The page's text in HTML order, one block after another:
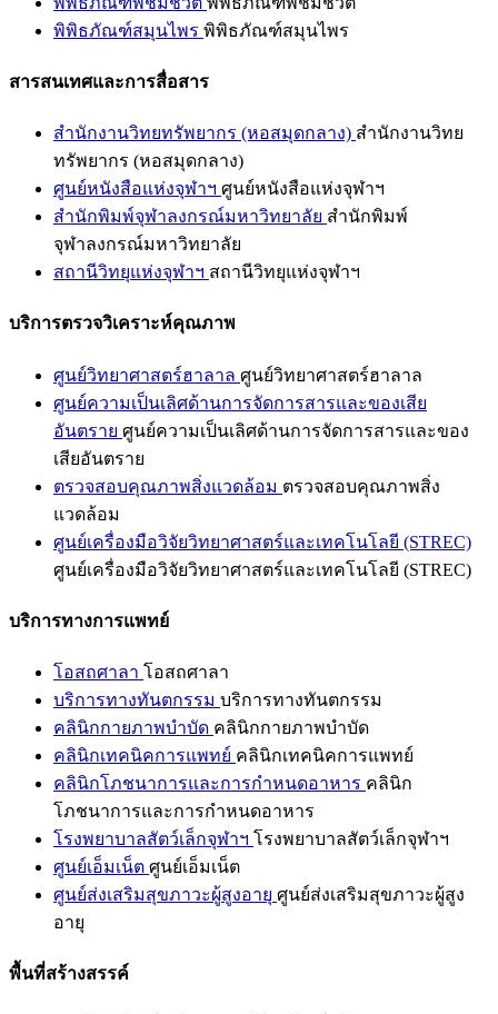
พิพิธภัณฑ์สมุนไพร พิพิธภัณฑ์สมุนไพร
สารสนเทศและการสื่อสาร
สำนักงานวิทยทรัพยากร (หอสมุดกลาง) สำนักงานวิทย
ทรัพยากร (หอสมุดกลาง)
ศูนย์หนังสือแห่งจุฬาฯ ศูนย์หนังสือแห่งจุฬาฯ
สำนักพิมพ์จุฬาลงกรณ์มหาวิทยาลัย สำนักพิมพ์
จุฬาลงกรณ์มหาวิทยาลัย
สถานีวิทยุแห่งจุฬาฯ สถานีวิทยุแห่งจุฬาฯ
บริการตรวจวิเคราะห์คุณภาพ
ศูนย์วิทยาศาสตร์ฮาลาล ศูนย์วิทยาศาสตร์ฮาลาล
ศูนย์ความเป็นเลิศด้านการจัดการสารและของเสีย
อันตราย ศูนย์ความเป็นเลิศด้านการจัดการสารและของ
เสียอันตราย
ตรวจสอบคุณภาพสิ่งแวดล้อม ตรวจสอบคุณภาพสิ่ง
แวดล้อม
ศูนย์เครื่องมือวิจัยวิทยาศาสตร์และเทคโนโลยี (STREC)
ศูนย์เครื่องมือวิจัยวิทยาศาสตร์และเทคโนโลยี (STREC)
บริการทางการแพทย์
โอสถศาลา โอสถศาลา
บริการทางทันตกรรม บริการทางทันตกรรม
คลินิกกายภาพบำบัด คลินิกกายภาพบำบัด
คลินิกเทคนิคการแพทย์ คลินิกเทคนิคการแพทย์
คลินิกโภชนาการและการกำหนดอาหาร คลินิก
โภชนาการและการกำหนดอาหาร
โรงพยาบาลสัตว์เล็กจุฬาฯ โรงพยาบาลสัตว์เล็กจุฬาฯ
ศูนย์เอ็มเน็ต ศูนย์เอ็มเน็ต
ศูนย์ส่งเสริมสุขภาวะผู้สูงอายุ ศูนย์ส่งเสริมสุขภาวะผู้สูง
อายุ
พื้นที่สร้างสรรค์